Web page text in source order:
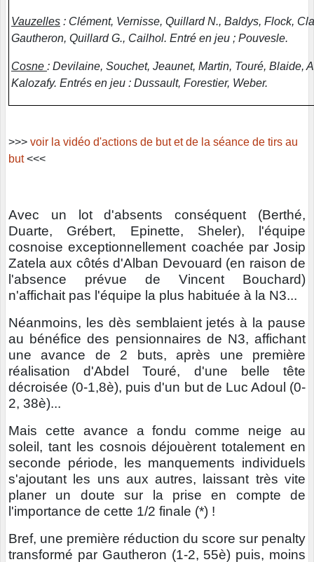
Vauzelles : Clément, Vernisse, Quillard N., Baldys, Flock,
Gautheron, Quillard G., Cailhol. Entré en jeu ; Pouvesle.
Cosne : Devilaine, Souchet, Jeaunet, Martin, Touré, Blaide,
Kalozafy. Entrés en jeu : Dussault, Forestier, Weber.
>>> voir la vidéo d'actions de but et de la séance de tirs au
but<<<
Avec un lot d'absents conséquent (Berthé,
Duarte, Grébert, Epinette, Sheler), l'équipe
cosnoise exceptionnellement coachée par Josip
Zatela aux côtés d'Alban Devouard (en raison de
l'absence prévue de Vincent Bouchard)
n'affichait pas l'équipe la plus habituée à la N3...
Néanmoins, les dès semblaient jetés à la pause
au bénéfice des pensionnaires de N3, affichant
une avance de 2 buts, après une première
réalisation d'Abdel Touré, d'une belle tête
décroisée (0-1,8è), puis d'un but de Luc Adoul (0-
2, 38è)...
Mais cette avance a fondu comme neige au
soleil, tant les cosnois déjouèrent totalement en
seconde période, les manquements individuels
s'ajoutant les uns aux autres, laissant très vite
planer un doute sur la prise en compte de
l'importance de cette 1/2 finale (*) !
Bref, une première réduction du score sur penalty
transformé par Gautheron (1-2, 55è) puis, moins